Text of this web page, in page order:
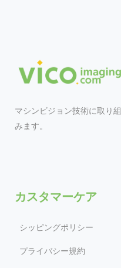
マシンビジョン技術に取り組
みます。
カスタマーケア
シッピングポリシー
プライバシー規約